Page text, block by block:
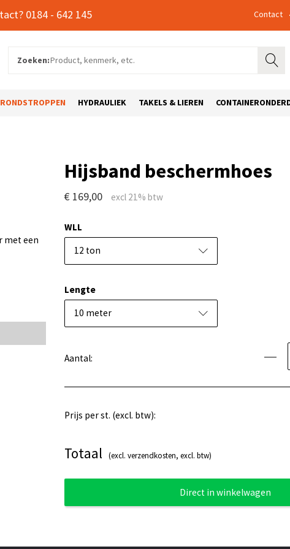
0184 - 642 145 Contact
Zoeken:
HYDRAULIEK TAKELS & LIEREN
met een
Hijsband beschermhoes
€ 169,00
WLL
12 ton
Lengte
10 meter
Aantal:
Prijs per st. (excl. btw):
Totaal (excl. verzendkosten, excl. btw)
Direct in winkelwagen